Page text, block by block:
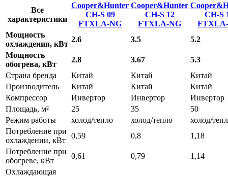
Все
характеристики
Cooper&Hunter
CH-S 09
FTXLA-NG
Cooper&Hunter
CH-S 12
FTXLA-NG
CH-S
Мощность
охлаждения, кВт
2.6 3.5
5.2
Мощность
обогрева, кВт
2.8 3.67
5.3
Страна бренда
Китай Китай
Китай
Производитель
Китай Китай
Китай
Компрессор
Инвертор Инвертор
Инвертор
Площадь, м²
25 35
50
Режим работы
холод/тепло холод/тепло
холод/
Потребление при
охлаждении, кВт
0,59 0,8
1,18
Потребление при
обогреве, кВт
0,61 0,79
1,14
Охлаждающая